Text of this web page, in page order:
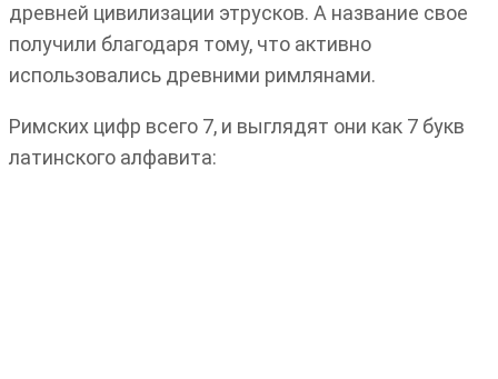
древней цивилизации этрусков. А название свое
получили благодаря тому, что активно
использовались древними римлянами.
Римских цифр всего 7, и выглядят они как 7 букв
латинского алфавита: